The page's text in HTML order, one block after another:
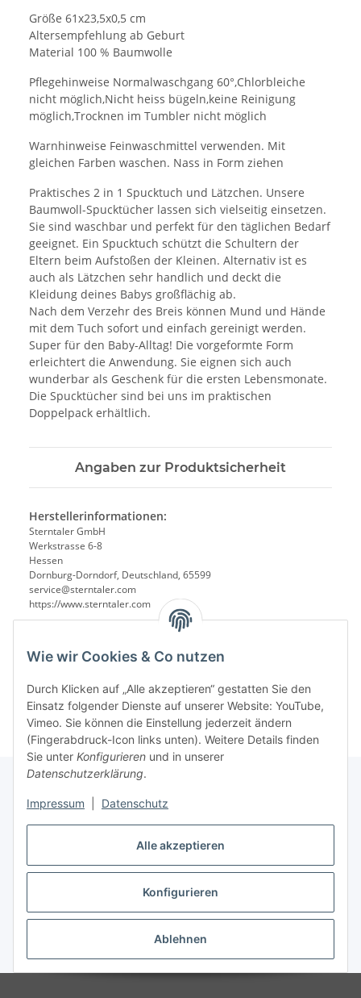
Alle akzeptieren
Konfigurieren
Ablehnen
Wie wir Cookies & Co nutzen
Durch Klicken auf „Alle akzeptieren“ gestatten Sie den
Einsatz folgender Dienste auf unserer Website: YouTube,
Vimeo. Sie können die Einstellung jederzeit ändern
(Fingerabdruck-Icon links unten). Weitere Details finden
Sie unter Konfigurieren und in unserer
Datenschutzerklärung.
Impressum Datenschutz
Größe 61x23,5x0,5 cm
Altersempfehlung ab Geburt
Material 100 % Baumwolle
Pflegehinweise Normalwaschgang 60°,Chlorbleiche
nicht möglich,Nicht heiss bügeln,keine Reinigung
möglich,Trocknen im Tumbler nicht möglich
Warnhinweise Feinwaschmittel verwenden. Mit
gleichen Farben waschen. Nass in Form ziehen
Praktisches 2 in 1 Spucktuch und Lätzchen. Unsere
Baumwoll-Spucktücher lassen sich vielseitig einsetzen.
Sie sind waschbar und perfekt für den täglichen Bedarf
geeignet. Ein Spucktuch schützt die Schultern der
Eltern beim Aufstoßen der Kleinen. Alternativ ist es
auch als Lätzchen sehr handlich und deckt die
Kleidung deines Babys großflächig ab.
Nach dem Verzehr des Breis können Mund und Hände
mit dem Tuch sofort und einfach gereinigt werden.
Super für den Baby-Alltag! Die vorgeformte Form
erleichtert die Anwendung. Sie eignen sich auch
wunderbar als Geschenk für die ersten Lebensmonate.
Die Spucktücher sind bei uns im praktischen
Doppelpack erhältlich.
Angaben zur Produktsicherheit
Herstellerinformationen:
Sterntaler GmbH
Werkstrasse 6-8
Hessen
Dornburg-Dorndorf, Deutschland, 65599
service@sterntaler.com
https://www.sterntaler.com
Gesetzliche Informationen